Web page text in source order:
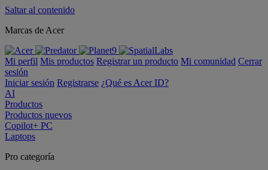
Saltar al contenido
Marcas de Acer
Mi perfil Mis productos Registrar un producto Mi comunidad Cerrar
sesión
Iniciar sesión Registrarse ¿Qué es Acer ID?
AI
Productos
Productos nuevos
Copilot+ PC
Laptops
Pro categoría